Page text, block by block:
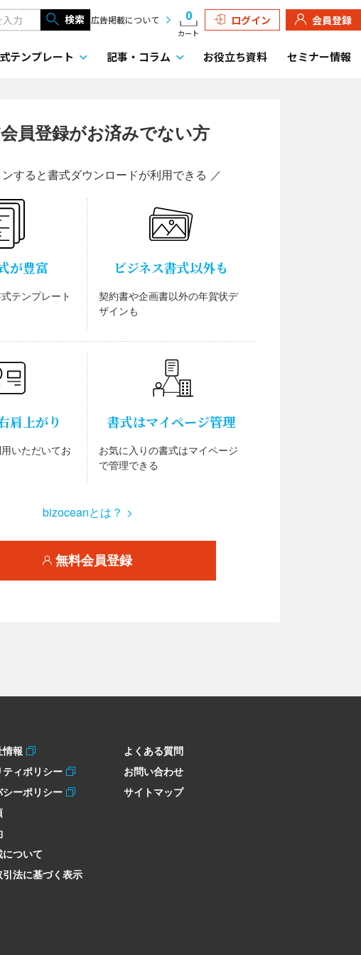
検索 広告掲載について 0
カート
ログイン 会員登録
テンプレート 記事・ コラム お役立ち資料 セミナー情報
員登録がお済みでない方
すると書式ダウンロードが利用できる ／
が豊富
テンプレート
ビジネス書式以外も
契約書や企画書以外の年賀状デ
ザインも
肩上がり
いただいてお
書式はマイページ管理
お気に入りの書式はマイページ
で管理できる
bizoceanとは？ >
無料会員登録
報
ィポリシー
シーポリシー
ついて
法に基づく表示
よくある質問
お問い合わせ
サイトマップ